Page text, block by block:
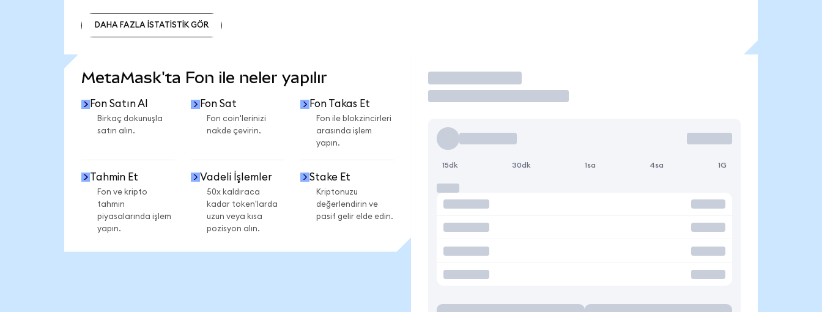
DAHA FAZLA İSTATİSTİK GÖR
MetaMask'ta Fon ile neler yapılır
Fon Satın Al
Birkaç dokunuşla
satın alın.
Fon Sat
Fon coin'lerinizi
nakde çevirin.
Fon Takas Et
Fon ile blokzincirleri
arasında işlem
yapın.
Tahmin Et
Fon ve kripto
tahmin
piyasalarında işlem
yapın.
Vadeli İşlemler
50x kaldıraca
kadar token'larda
uzun veya kısa
pozisyon alın.
Stake Et
Kriptonuzu
değerlendirin ve
pasif gelir elde edin.
İşlem Yap
15dk 30dk 1sa 4sa 1G